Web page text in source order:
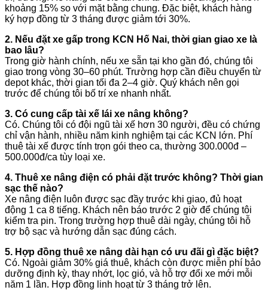
khoảng 15% so với mặt bằng chung. Đặc biệt, khách hàng
ký hợp đồng từ 3 tháng được giảm tới 30%.
2. Nếu đặt xe gấp trong KCN Hố Nai, thời gian giao xe là
bao lâu?
Trong giờ hành chính, nếu xe sẵn tại kho gần đó, chúng tôi
giao trong vòng 30–60 phút. Trường hợp cần điều chuyển từ
depot khác, thời gian tối đa 2–4 giờ. Quý khách nên gọi
trước để chúng tôi bố trí xe nhanh nhất.
3. Có cung cấp tài xế lái xe nâng không?
Có. Chúng tôi có đội ngũ tài xế hơn 30 người, đều có chứng
chỉ vận hành, nhiều năm kinh nghiệm tại các KCN lớn. Phí
thuê tài xế được tính trọn gói theo ca, thường 300.000đ –
500.000đ/ca tùy loại xe.
4. Thuê xe nâng điện có phải đặt trước không? Thời gian
sạc thế nào?
Xe nâng điện luôn được sạc đầy trước khi giao, đủ hoạt
động 1 ca 8 tiếng. Khách nên báo trước 2 giờ để chúng tôi
kiểm tra pin. Trong trường hợp thuê dài ngày, chúng tôi hỗ
trợ bộ sạc và hướng dẫn sạc đúng cách.
5. Hợp đồng thuê xe nâng dài hạn có ưu đãi gì đặc biệt?
Có. Ngoài giảm 30% giá thuê, khách còn được miễn phí bảo
dưỡng định kỳ, thay nhớt, lọc gió, và hỗ trợ đổi xe mới mỗi
năm 1 lần. Hợp đồng linh hoạt từ 3 tháng trở lên.